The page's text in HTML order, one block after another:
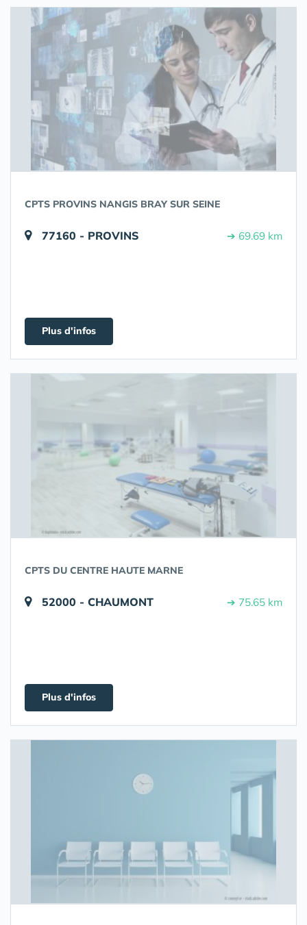
CPTS PROVINS NANGIS BRAY SUR SEINE
77160 - PROVINS ➔ 69.69 km
Plus d'infos
CPTS DU CENTRE HAUTE MARNE
52000 - CHAUMONT ➔ 75.65 km
Plus d'infos